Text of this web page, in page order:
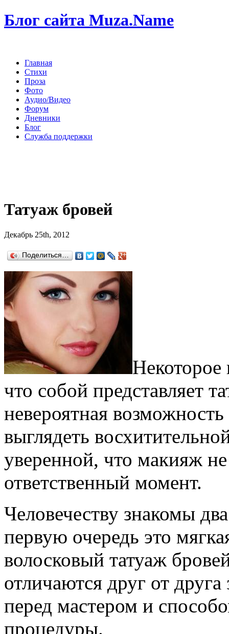
Блог сайта Muza.Name
Главная
Стихи
Проза
Фото
Аудио/Видео
Форум
Дневники
Блог
Служба поддержки
Татуаж бровей
Декабрь 25th, 2012
Поделиться…
что собой представляет
невероятная
выглядеть
уверенной, что макияж
ответственный момент.
Человечеству знакомы
первую очередь это
волосковый татуаж
отличаются друг от друга
перед мастером и
процедуры.